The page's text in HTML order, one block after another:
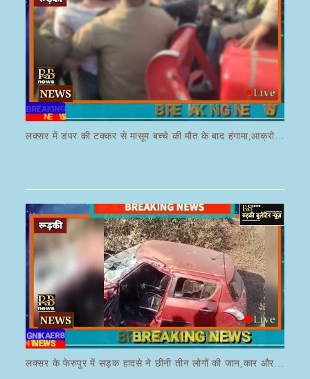
लक्सर में डंपर की टक्कर से मासूम बच्चे की मौत के बाद हंगामा,आक्रोशित भीड़ ने डंपर चालक की करी पिटाई